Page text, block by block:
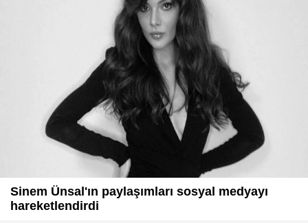
Sinem Ünsal'ın paylaşımları sosyal medyayı
hareketlendirdi